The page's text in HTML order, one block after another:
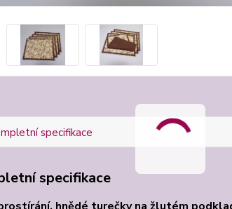
specifikace
specifikace